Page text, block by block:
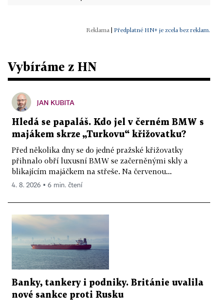
Předplatné HN+ je zcela bez reklam.
Vybíráme z HN
JAN KUBITA
Hledá se papaláš. Kdo jel v černém BMW s
majákem skrze „Turkovu“ křižovatku?
Před několika dny se do jedné pražské křižovatky
přihnalo obří luxusní BMW se začerněnými skly a
blikajícím majáčkem na střeše. Na červenou...
4. 8. 2026 ▪ 6 min. čtení
Banky, tankery i podniky. Británie uvalila
nové sankce proti Rusku